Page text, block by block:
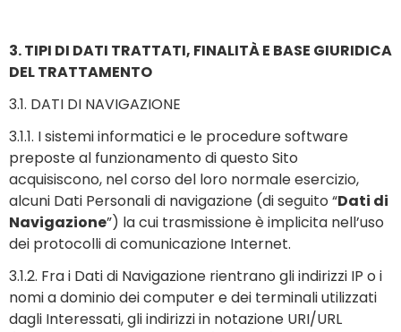
3. TIPI DI DATI TRATTATI, FINALITÀ E BASE GIURIDICA
DEL TRATTAMENTO
3.1. DATI DI NAVIGAZIONE
3.1.1. I sistemi informatici e le procedure software
preposte al funzionamento di questo Sito
acquisiscono, nel corso del loro normale esercizio,
alcuni Dati Personali di navigazione (di seguito “Dati di
Navigazione”) la cui trasmissione è implicita nell’uso
dei protocolli di comunicazione Internet.
3.1.2. Fra i Dati di Navigazione rientrano gli indirizzi IP o i
nomi a dominio dei computer e dei terminali utilizzati
dagli Interessati, gli indirizzi in notazione URI/URL